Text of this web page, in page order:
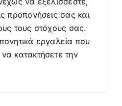
προπονήσεις σας και
τους στόχους σας.
εργαλεία που
κατακτήσετε την